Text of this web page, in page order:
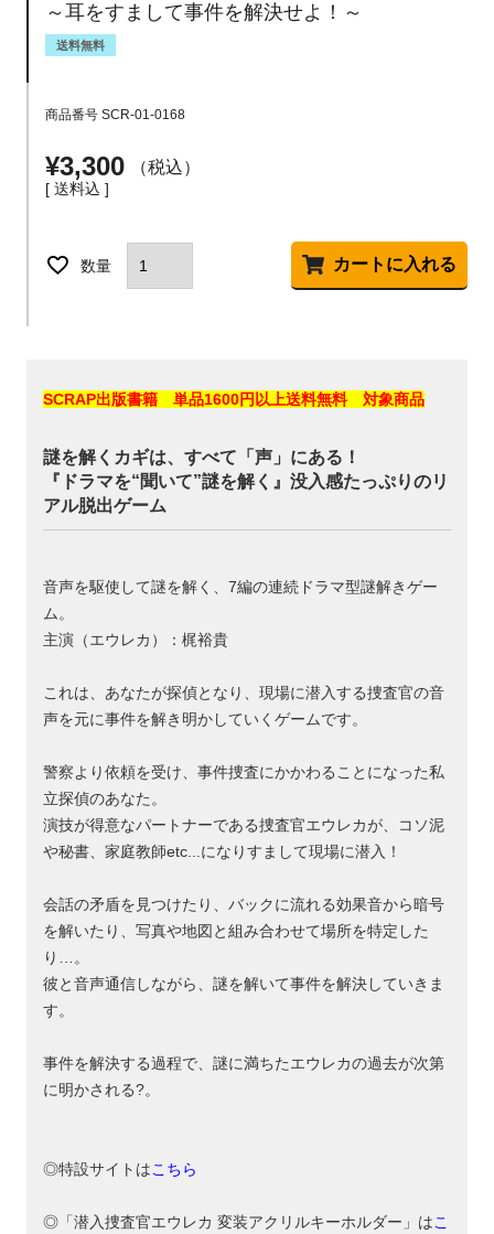
～耳をすまして事件を解決せよ！～
送料無料
商品番号 SCR-01-0168
¥3,300 税込
送料込
カートに入れる
SCRAP出版書籍 単品1600円以上送料無料 対象商品
謎を解くカギは、すべて「声」にある！
『ドラマを“聞いて”謎を解く』没入感たっぷりのリ
アル脱出ゲーム
音声を駆使して謎を解く、7編の連続ドラマ型謎解きゲー
ム。
主演（エウレカ）：梶裕貴
これは、あなたが探偵となり、現場に潜入する捜査官の音
声を元に事件を解き明かしていくゲームです。
警察より依頼を受け、事件捜査にかかわることになった私
立探偵のあなた。
演技が得意なパートナーである捜査官エウレカが、コソ泥
や秘書、家庭教師etc...になりすまして現場に潜入！
会話の矛盾を見つけたり、バックに流れる効果音から暗号
を解いたり、写真や地図と組み合わせて場所を特定した
り…。
彼と音声通信しながら、謎を解いて事件を解決していきま
す。
事件を解決する過程で、謎に満ちたエウレカの過去が次第
に明かされる?。
◎特設サイトはこちら
◎「潜入捜査官エウレカ 変装アクリルキーホルダー」はこ